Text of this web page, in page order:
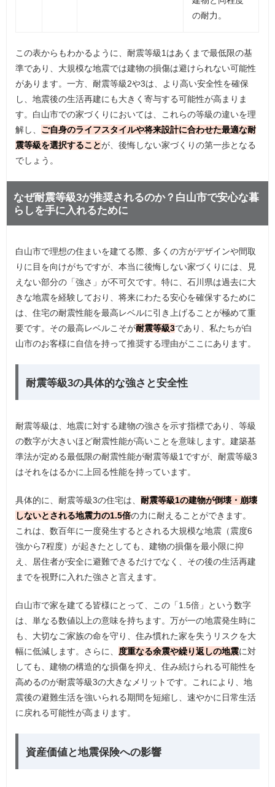
の耐力。
この表からもわかるように、耐震等級1はあくまで最低限の基
準であり、大規模な地震では建物の損傷は避けられない可能性
があります。一方、耐震等級2や3は、より高い安全性を確保
し、地震後の生活再建にも大きく寄与する可能性が高まりま
す。白山市での家づくりにおいては、これらの等級の違いを理
解し、 ご自身のライフスタイルや将来設計に合わせた最適な耐
震等級を選択することが、後悔しない家づくりの第一歩となる
でしょう。
なぜ耐震等級3が推奨されるのか？白山市で安心な暮
らしを手に入れるために
白山市で理想の住まいを建てる際、多くの方がデザインや間取
りに目を向けがちですが、本当に後悔しない家づくりには、見
えない部分の「強さ」が不可欠です。特に、石川県は過去に大
きな地震を経験しており、将来にわたる安心を確保するために
は、住宅の耐震性能を最高レベルに引き上げることが極めて重
要です。その最高レベルこそが耐震等級3であり、私たちが白
山市のお客様に自信を持って推奨する理由がここにあります。
耐震等級3の具体的な強さと安全性
耐震等級は、地震に対する建物の強さを示す指標であり、等級
の数字が大きいほど耐震性能が高いことを意味します。建築基
準法が定める最低限の耐震性能が耐震等級1ですが、耐震等級3
はそれをはるかに上回る性能を持っています。
具体的に、耐震等級3の住宅は、耐震等級1の建物が倒壊・崩壊
しないとされる地震力の1.5倍の力に耐えることができます。
これは、数百年に一度発生するとされる大規模な地震（震度6
強から7程度）が起きたとしても、建物の損傷を最小限に抑
え、居住者が安全に避難できるだけでなく、その後の生活再建
までを視野に入れた強さと言えます。
白山市で家を建てる皆様にとって、この「1.5倍」という数字
は、単なる数値以上の意味を持ちます。万が一の地震発生時に
も、大切なご家族の命を守り、住み慣れた家を失うリスクを大
幅に低減します。さらに、 度重なる余震や繰り返しの地震に対
しても、建物の構造的な損傷を抑え、住み続けられる可能性を
高めるのが耐震等級3の大きなメリットです。これにより、地
震後の避難生活を強いられる期間を短縮し、速やかに日常生活
に戻れる可能性が高まります。
資産価値と地震保険への影響